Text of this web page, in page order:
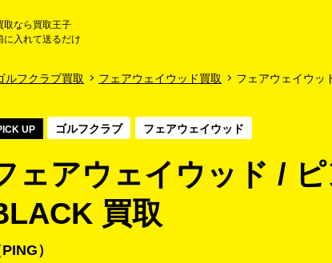
HOME
取なら買取王子
に入れて送るだけ
ルフクラブ買取 フェアウェイウッド買取 フェアウェイウッ
UP ゴルフクラブ フェアウェイウッド
ェアウェイウッド /
買取
PING